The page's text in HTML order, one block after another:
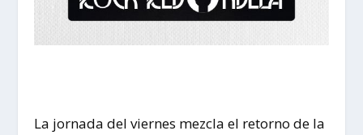
La jornada del viernes mezcla el retorno de la